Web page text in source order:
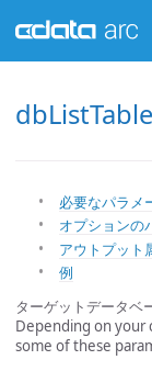
必要なパラメ
オプションの
アウトプット
例
ターゲットデータベ
Depending on your
some of these